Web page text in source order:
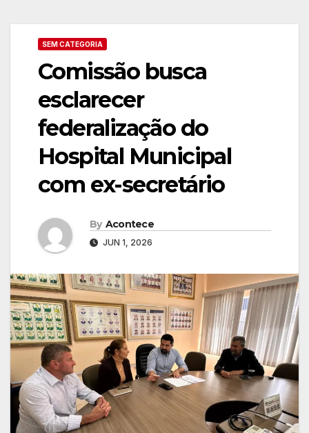
SEM CATEGORIA
Comissão busca
esclarecer
federalização do
Hospital Municipal
com ex-secretário
By Acontece
JUN 1, 2026